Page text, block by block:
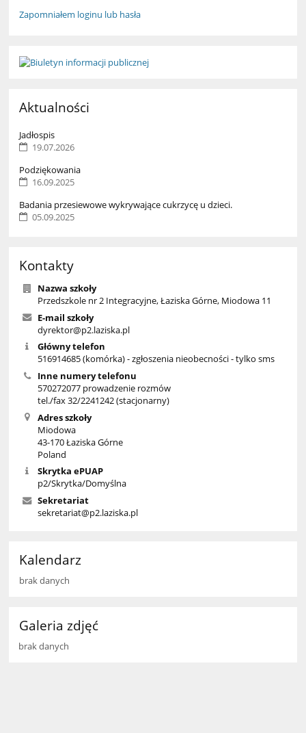
Zapomniałem loginu lub hasła
Aktualności
Jadłospis
19.07.2026
Podziękowania
16.09.2025
Badania przesiewowe wykrywające cukrzycę u dzieci.
05.09.2025
Kontakty
Nazwa szkoły
Przedszkole nr 2 Integracyjne, Łaziska Górne, Miodowa 11
E-mail szkoły
dyrektor@p2.laziska.pl
Główny telefon
516914685 (komórka) - zgłoszenia nieobecności - tylko sms
Inne numery telefonu
570272077 prowadzenie rozmów
tel./fax 32/2241242 (stacjonarny)
Adres szkoły
Miodowa
43-170 Łaziska Górne
Poland
Skrytka ePUAP
p2/Skrytka/Domyślna
Sekretariat
sekretariat@p2.laziska.pl
Kalendarz
brak danych
Galeria zdjęć
brak danych